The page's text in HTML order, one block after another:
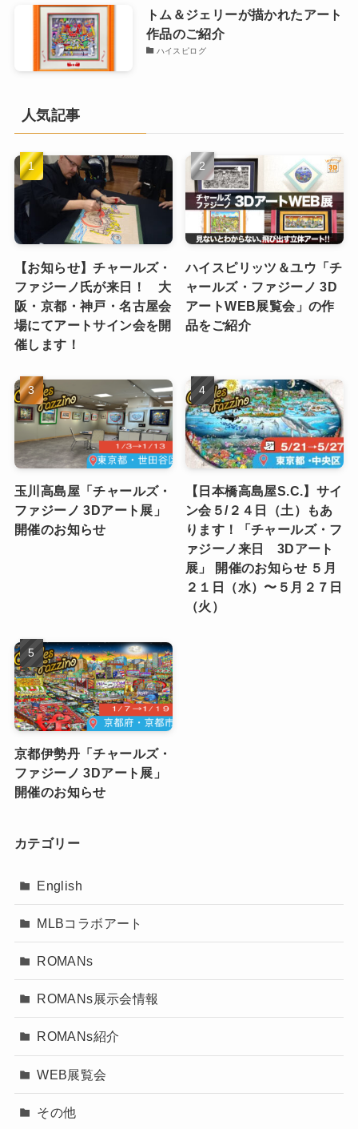
トム＆ジェリーが描かれたアート
作品のご紹介
ハイスピログ
人気記事
【お知らせ】チャールズ・
ファジーノ氏が来日！ 大
阪・京都・神戸・名古屋会
場にてアートサイン会を開
催します！
ハイスピリッツ＆ユウ「チ
ャールズ・ファジーノ 3D
アートWEB展覧会」の作
品をご紹介
玉川高島屋「チャールズ・
ファジーノ 3Dアート展」
開催のお知らせ
【日本橋高島屋S.C.】サイ
ン会５/２４日（土）もあ
ります！「チャールズ・フ
ァジーノ来日 3Dアート
展」 開催のお知らせ ５月
２１日（水）〜５月２７日
（火）
京都伊勢丹「チャールズ・
ファジーノ 3Dアート展」
開催のお知らせ
カテゴリー
English
MLBコラボアート
ROMANs
ROMANs展示会情報
ROMANs紹介
WEB展覧会
その他